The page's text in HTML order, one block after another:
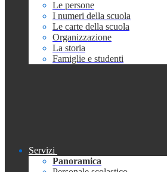
Le persone
I numeri della scuola
Le carte della scuola
Organizzazione
La storia
Famiglie e studenti
Servizi
Panoramica